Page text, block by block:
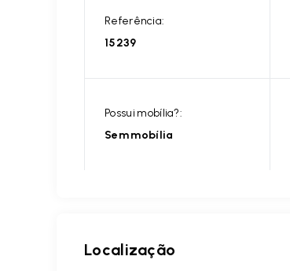
Referência:
15239
Possui mobília?:
Sem mobília
Localização